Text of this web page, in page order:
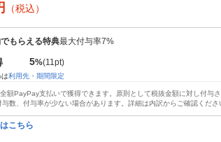
（税込）
もらえる特典最大付与率7%
5%(11pt)
利用先・期間限定
額PayPay支払いで獲得できます。原則として税抜金額に対し付与
与数、付与率が少ない場合があります。詳細は内訳からご確認くださ
こちら